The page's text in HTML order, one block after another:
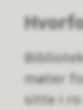
møter
sitte i ro